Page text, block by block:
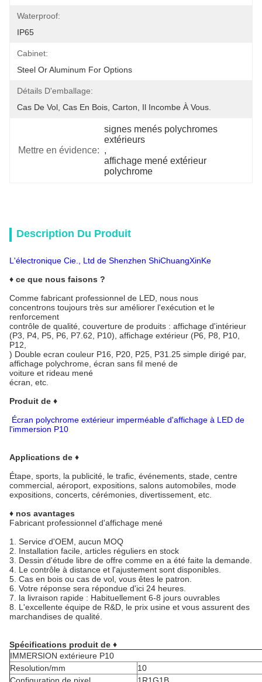
Waterproof:
IP65
Cabinet:
Steel Or Aluminum For Options
Détails D'emballage:
Cas De Vol, Cas En Bois, Carton, Il Incombe À Vous.
Mettre en évidence:
signes menés polychromes
extérieurs
,
affichage mené extérieur
polychrome
Description Du Produit
L'électronique Cie., Ltd de Shenzhen ShiChuangXinKe
♦ ce que nous faisons ?
Comme fabricant professionnel de LED, nous nous
concentrons toujours très sur améliorer l'exécution et le
renforcement
contrôle de qualité, couverture de produits : affichage d'intérieur
(P3, P4, P5, P6, P7.62, P10), affichage extérieur (P6, P8, P10,
P12,
) Double ecran couleur P16, P20, P25, P31.25 simple dirigé par,
affichage polychrome, écran sans fil mené de
voiture et rideau mené
écran, etc.
Produit de ♦
Écran polychrome extérieur imperméable d'affichage à LED de
l'immersion P10
Applications de ♦
Étape, sports, la publicité, le trafic, événements, stade, centre
commercial, aéroport, expositions, salons automobiles, mode
expositions, concerts, cérémonies, divertissement, etc.
♦ nos avantages
Fabricant professionnel d'affichage mené
1. Service d'OEM, aucun MOQ
2. Installation facile, articles réguliers en stock
3. Dessin d'étude libre de offre comme en a été faite la demande.
4. Le contrôle à distance et l'ajustement sont disponibles.
5. Cas en bois ou cas de vol, vous êtes le patron.
6. Votre réponse sera répondue d'ici 24 heures.
7. la livraison rapide : Habituellement 6-8 jours ouvrables
8. L'excellente équipe de R&D, le prix usine et vous assurent des
marchandises de qualité.
Spécifications produit de ♦
IMMERSION extérieure P10
Resolution/mm
10